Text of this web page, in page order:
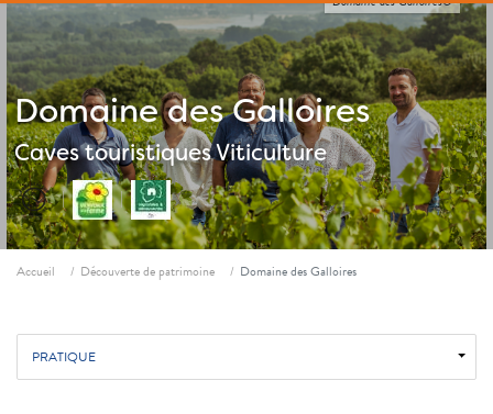
Domaine des Galloires
Caves touristiquesViticulture
Fil d'ariane
Accueil Découverte de patrimoine Domaine des Galloires
PRATIQUE